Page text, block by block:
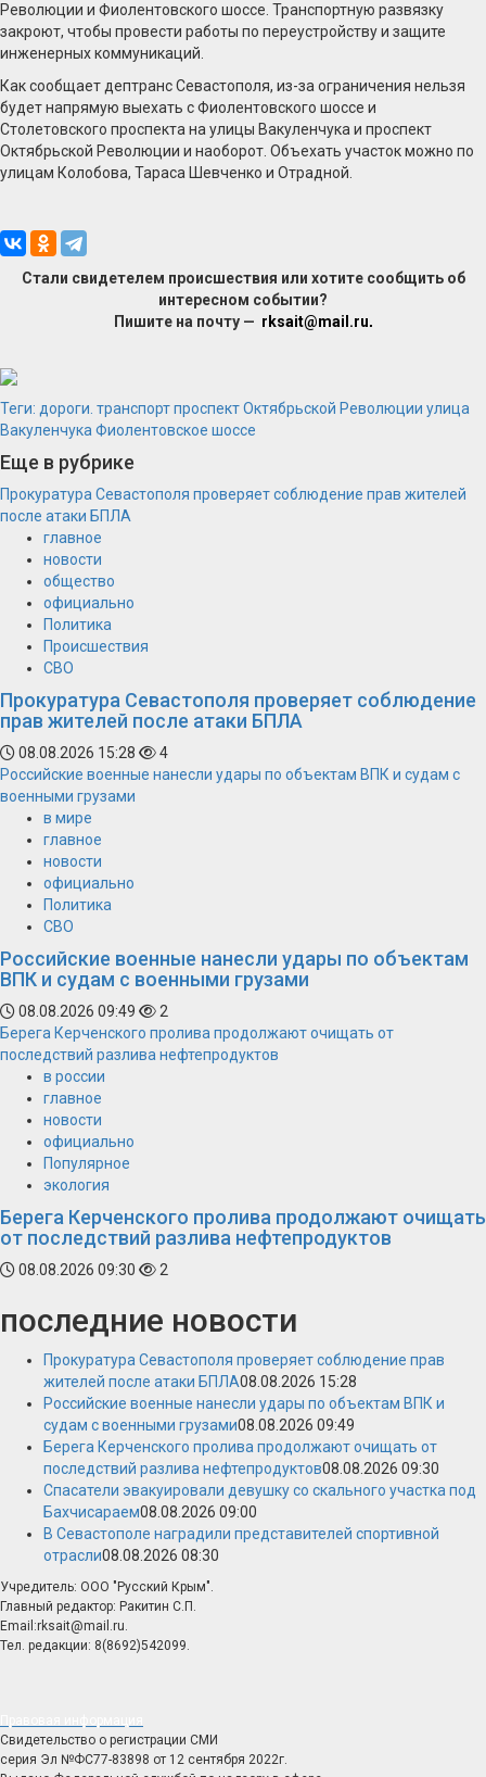
Революции и Фиолентовского шоссе. Транспортную развязку
закроют, чтобы провести работы по переустройству и защите
инженерных коммуникаций.
Как сообщает дептранс Севастополя, из-за ограничения нельзя
будет напрямую выехать с Фиолентовского шоссе и
Столетовского проспекта на улицы Вакуленчука и проспект
Октябрьской Революции и наоборот. Объехать участок можно по
улицам Колобова, Тараса Шевченко и Отрадной.
Стали свидетелем происшествия или хотите сообщить об
интересном событии?
Пишите на почту — rksait@mail.ru.
Теги: дороги. транспортпроспект Октябрьской Революции улица
Вакуленчука Фиолентовское шоссе
Еще в рубрике
Прокуратура Севастополя проверяет соблюдение прав жителей
после атаки БПЛА
главное
новости
общество
официально
Политика
Происшествия
СВО
Прокуратура Севастополя проверяет соблюдение
прав жителей после атаки БПЛА
08.08.2026 15:28
4
Российские военные нанесли удары по объектам ВПК и судам с
военными грузами
в мире
главное
новости
официально
Политика
СВО
Российские военные нанесли удары по объектам
ВПК и судам с военными грузами
08.08.2026 09:49
2
Берега Керченского пролива продолжают очищать от
последствий разлива нефтепродуктов
в россии
главное
новости
официально
Популярное
экология
Берега Керченского пролива продолжают очищать
от последствий разлива нефтепродуктов
08.08.2026 09:30 2
последние новости
Прокуратура Севастополя проверяет соблюдение прав
жителей после атаки БПЛА08.08.2026 15:28
Российские военные нанесли удары по объектам ВПК и
судам с военными грузами08.08.2026 09:49
Берега Керченского пролива продолжают очищать от
последствий разлива нефтепродуктов08.08.2026 09:30
Спасатели эвакуировали девушку со скального участка под
Бахчисараем08.08.2026 09:00
В Севастополе наградили представителей спортивной
отрасли08.08.2026 08:30
Учредитель: ООО "Русский Крым".
Главный редактор: Ракитин С.П.
Email:rksait@mail.ru.
Тел. редакции: 8(8692)542099.
Свидетельство о регистрации СМИ
серия Эл №ФС77-83898 от 12 сентября 2022г.